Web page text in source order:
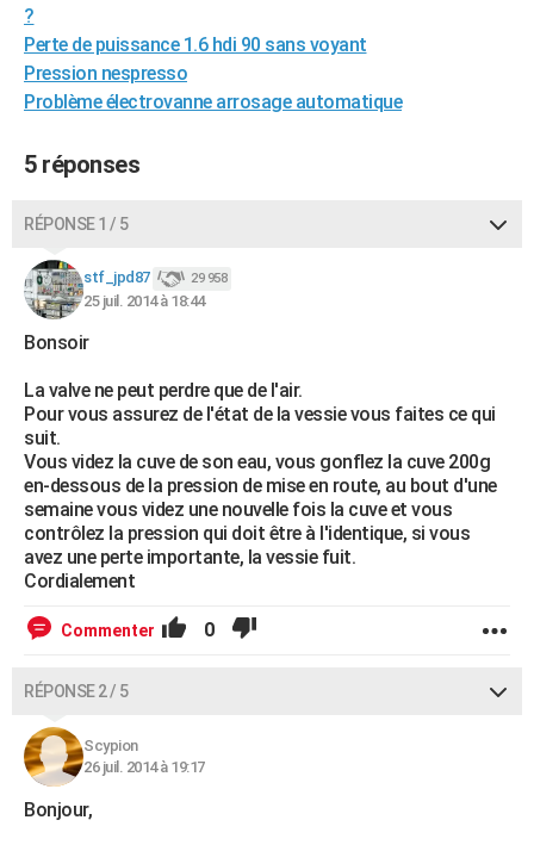
FORUM
Bricolage
Lifestyle
Culture
Sport
Auto
Television
Voyage
Cinema
?
Perte de puissance 1.6 hdi 90 sans voyant
Pression nespresso
Problème électrovanne arrosage automatique
5 réponses
RÉPONSE 1 / 5
stf_jpd87 29 958
25 juil. 2014 à 18:44
Bonsoir
La valve ne peut perdre que de l'air.
Pour vous assurez de l'état de la vessie vous faites ce qui
suit.
Vous videz la cuve de son eau, vous gonflez la cuve 200g
en-dessous de la pression de mise en route, au bout d'une
semaine vous videz une nouvelle fois la cuve et vous
contrôlez la pression qui doit être à l'identique, si vous
avez une perte importante, la vessie fuit.
Cordialement
Commenter 0
RÉPONSE 2 / 5
Scypion
26 juil. 2014 à 19:17
Bonjour,